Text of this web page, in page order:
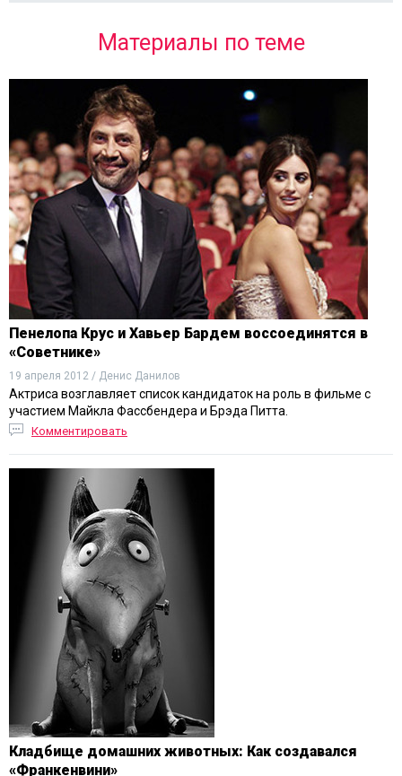
Материалы по теме
Пенелопа Крус и Хавьер Бардем воссоединятся в
«Советнике»
19 апреля 2012 / Денис Данилов
Актриса возглавляет список кандидаток на роль в фильме с
участием Майкла Фассбендера и Брэда Питта.
Комментировать
Кладбище домашних животных: Как создавался
«Франкенвини»